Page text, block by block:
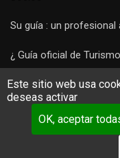
Este sitio web usa
deseas activar
OK, aceptar
Su guía : un profesional
¿ Guía oficial de
Subir una visita y